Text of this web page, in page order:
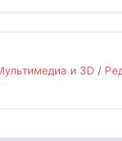
и 3D /